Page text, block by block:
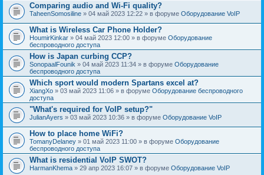
Comparing audio and Wi-Fi quality?
TaheenSomosiline » 04 май 2023 12:22 » в форуме Оборудование VoIP
What is Wireless Car Phone Holder?
HoumirKinkar » 04 май 2023 12:00 » в форуме Оборудование
беспроводного доступа
How is Japan curbing CCP?
SonopaalFounik » 04 май 2023 11:34 » в форуме Оборудование
беспроводного доступа
Which sport would modern Spartans excel at?
XiangXo » 03 май 2023 11:06 » в форуме Оборудование беспроводного
доступа
"What's required for VoIP setup?"
JulianAyers » 03 май 2023 10:36 » в форуме Оборудование VoIP
How to place home WiFi?
TomanyDelaney » 01 май 2023 11:00 » в форуме Оборудование
беспроводного доступа
What is residential VoIP SWOT?
HarmanKhema » 29 апр 2023 16:07 » в форуме Оборудование VoIP